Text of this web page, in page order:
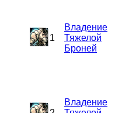
1
Владение
Тяжелой
Броней
Владение